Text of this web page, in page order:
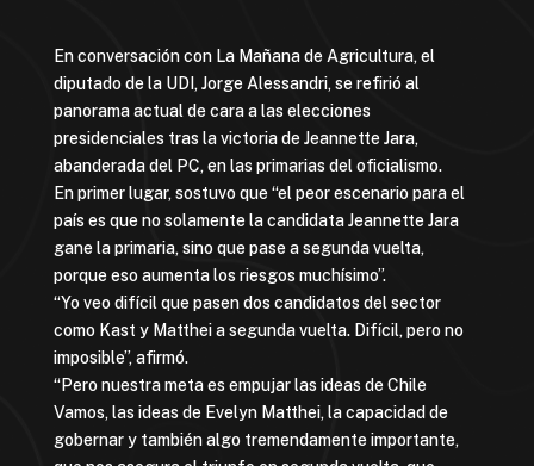
En conversación con La Mañana de Agricultura, el
diputado de la UDI, Jorge Alessandri, se refirió al
panorama actual de cara a las elecciones
presidenciales tras la victoria de Jeannette Jara,
abanderada del PC, en las primarias del oficialismo.
En primer lugar, sostuvo que “el peor escenario para el
país es que no solamente la candidata Jeannette Jara
gane la primaria, sino que pase a segunda vuelta,
porque eso aumenta los riesgos muchísimo”.
“Yo veo difícil que pasen dos candidatos del sector
como Kast y Matthei a segunda vuelta. Difícil, pero no
imposible”, afirmó.
“Pero nuestra meta es empujar las ideas de Chile
Vamos, las ideas de Evelyn Matthei, la capacidad de
gobernar y también algo tremendamente importante,